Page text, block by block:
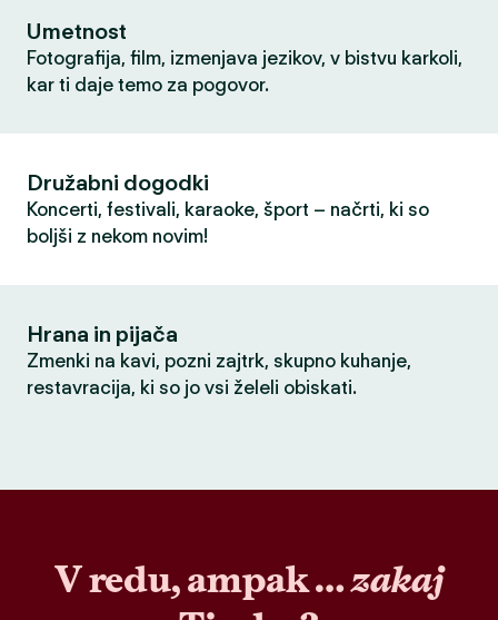
Umetnost
Fotografija, film, izmenjava jezikov, v bistvu karkoli,
kar ti daje temo za pogovor.
Družabni dogodki
Koncerti, festivali, karaoke, šport – načrti, ki so
boljši z nekom novim!
Hrana in pijača
Zmenki na kavi, pozni zajtrk, skupno kuhanje,
restavracija, ki so jo vsi želeli obiskati.
V redu, ampak …zakaj